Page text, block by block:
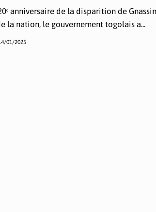
anniversaire de la disparition de
la nation, le gouvernement togolais a...
01/2025